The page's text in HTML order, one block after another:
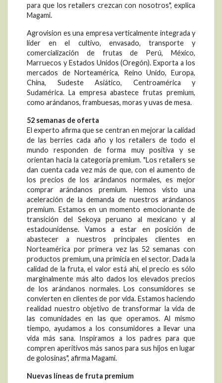
para que los retailers crezcan con nosotros", explica
Magami.
Agrovision es una empresa verticalmente integrada y
líder en el cultivo, envasado, transporte y
comercialización de frutas de Perú, México,
Marruecos y Estados Unidos (Oregón). Exporta a los
mercados de Norteamérica, Reino Unido, Europa,
China, Sudeste Asiático, Centroamérica y
Sudamérica. La empresa abastece frutas premium,
como arándanos, frambuesas, moras y uvas de mesa.
52 semanas de oferta
El experto afirma que se centran en mejorar la calidad
de las berries cada año y los retailers de todo el
mundo responden de forma muy positiva y se
orientan hacia la categoría premium. "Los retailers se
dan cuenta cada vez más de que, con el aumento de
los precios de los arándanos normales, es mejor
comprar arándanos premium. Hemos visto una
aceleración de la demanda de nuestros arándanos
premium. Estamos en un momento emocionante de
transición del Sekoya peruano al mexicano y al
estadounidense. Vamos a estar en posición de
abastecer a nuestros principales clientes en
Norteamérica por primera vez las 52 semanas con
productos premium, una primicia en el sector. Dada la
calidad de la fruta, el valor está ahí, el precio es sólo
marginalmente más alto dados los elevados precios
de los arándanos normales. Los consumidores se
convierten en clientes de por vida. Estamos haciendo
realidad nuestro objetivo de transformar la vida de
las comunidades en las que operamos. Al mismo
tiempo, ayudamos a los consumidores a llevar una
vida más sana. Inspiramos a los padres para que
compren aperitivos más sanos para sus hijos en lugar
de golosinas", afirma Magami.
Nuevas líneas de fruta premium